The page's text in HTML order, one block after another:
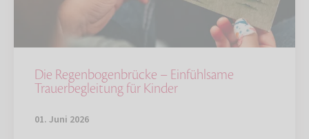
Die Regenbogenbrücke – Einfühlsame
Trauerbegleitung für Kinder
01. Juni 2026